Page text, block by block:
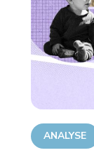
ANALYSE